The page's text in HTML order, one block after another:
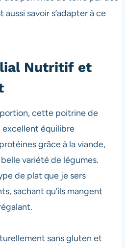
aussi savoir s’adapter à ce
Nutritif et
cette poitrine de
équilibre
grâce à la viande,
variété de légumes.
de plat que je sers
sachant qu’ils mangent
sans gluten et